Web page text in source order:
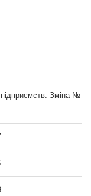
Зміна №